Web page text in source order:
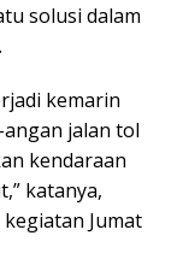
solusi dalam
kemarin
jalan tol
kendaraan
katanya,
Jumat